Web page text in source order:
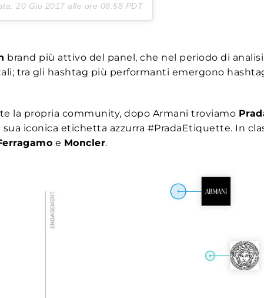
20 Giu 2017 alle ore 08:58 PDT
brand più attivo del panel, che nel periodo di
tra gli hashtag più performanti emergono
la propria community, dopo Armani troviamo
iconica etichetta azzurra #PradaEtiquette. In
e Moncler.